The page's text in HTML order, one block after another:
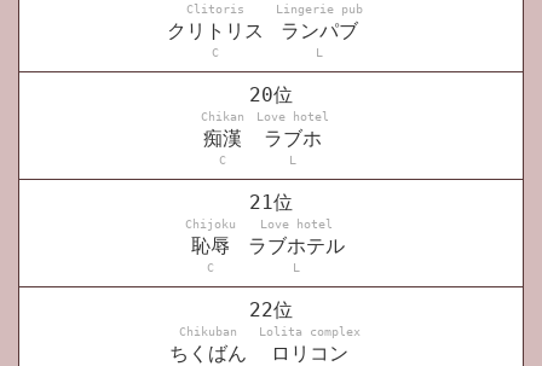
Clitoris Lingerie pub
クリトリス ランパブ
C L
20位
Chikan Love hotel
痴漢 ラブホ
C L
21位
Chijoku Love hotel
恥辱 ラブホテル
C L
22位
Chikuban Lolita complex
ちくばん ロリコン